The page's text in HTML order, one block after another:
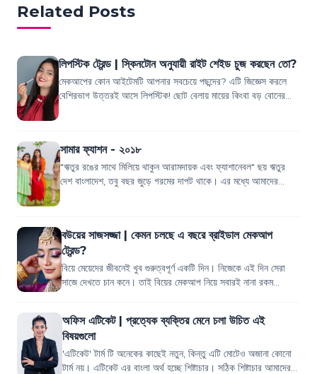
Related Posts
লিপস্টিক ট্রেন্ড | স্কিনটোন অনুযায়ী রাইট শেইড চুজ করছেন তো?
মেকআপের কোন আইটেমটি আপনার সবচেয়ে পছন্দের? এটি জিজ্ঞেস করলে
বেশিরভাগ উত্তরই আসে লিপস্টিক! ছোট বেলায় মায়ের কিংবা বড় বোনের
সামার ফ্যাশন - ২০১৮
"ঋতুর রঙের সাথে মিলিয়ে থাকুন আরামদায়ক এবং ফ্যাশানেবল" ছয় ঋতুর
দেশ বাংলাদেশ, তবু বছর জুড়ে গরমের দাপট থাকে। এর মধ্যে আমাদের
বউয়ের সাজসজ্জা | কেমন চলছে এ বছরে ব্রাইডাল মেকআপ
ট্রেন্ড?
বিয়ে মেয়েদের জীবনেই খুব গুরুত্বপূর্ণ একটি দিন। নিজেকে এই দিন সেরা
সাজে দেখতে চান কনে। তাই বিয়ের মেকআপ নিয়ে সবারই নানা রকম
অফিস এটিকেট | প্রত্যেক ব্যক্তির মেনে চলা উচিত এই
বিষয়গুলো
'এটিকেট' টার্ম টি অনেকের কাছেই নতুন, কিন্তু এটি মোটেও অজানা কোনো
টার্ম নয়। এটিকেট এর বাংলা অর্থ হচ্ছে শিষ্টাচার। সঠিক শিষ্টাচার আমাদের